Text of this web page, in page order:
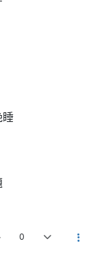
睡
0